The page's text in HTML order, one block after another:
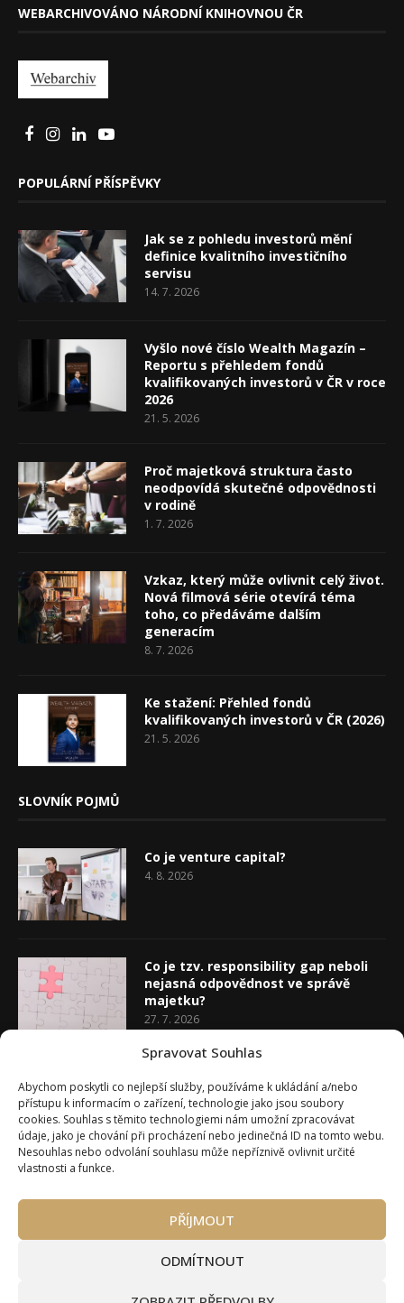
Spravovat Souhlas
Abychom poskytli co nejlepší služby, používáme k ukládání a/nebo
přístupu k informacím o zařízení, technologie jako jsou soubory
cookies. Souhlas s těmito technologiemi nám umožní zpracovávat
údaje, jako je chování při procházení nebo jedinečná ID na tomto webu.
Nesouhlas nebo odvolání souhlasu může nepříznivě ovlivnit určité
vlastnosti a funkce.
PŘÍJMOUT
ODMÍTNOUT
WEBARCHIVOVÁNO NÁRODNÍ KNIHOVNOU ČR
POPULÁRNÍ PŘÍSPĚVKY
Jak se z pohledu investorů mění
definice kvalitního investičního
servisu
14. 7. 2026
Vyšlo nové číslo Wealth Magazín –
Reportu s přehledem fondů
kvalifikovaných investorů v ČR v roce
2026
21. 5. 2026
Proč majetková struktura často
neodpovídá skutečné odpovědnosti
v rodině
1. 7. 2026
Vzkaz, který může ovlivnit celý život.
Nová filmová série otevírá téma
toho, co předáváme dalším
generacím
8. 7. 2026
Ke stažení: Přehled fondů
kvalifikovaných investorů v ČR (2026)
21. 5. 2026
SLOVNÍK POJMŮ
Co je venture capital?
4. 8. 2026
Co je tzv. responsibility gap neboli
nejasná odpovědnost ve správě
majetku?
27. 7. 2026
20. 7. 2026
O Wealth Magazínu Můj účet
Kontakty
Máte zájem o spolupráci?
Pravidla používání webu wmag.cz